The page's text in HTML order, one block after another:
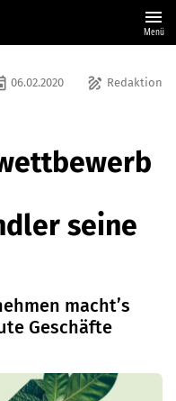
menu
Menü
draw Redaktion
06.02.2020
seine
macht’s
Geschäfte